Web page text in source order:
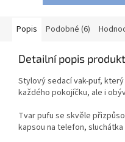
Popis Podobné (6)
Detailní popis
Stylový sedací vak-puf,
každého pokojíčku, ale i
Tvar pufu se skvěle
kapsou na telefon, sluchátka